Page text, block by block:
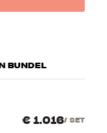
BUNDEL
€ 1.016/ SET